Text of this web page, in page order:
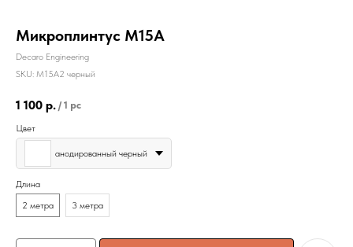
Микроплинтус M15A
Decaro Engineering
SKU: M15A2 черный
1 100 р. / 1 pc
Цвет
анодированный черный
Длина
2 метра
3 метра